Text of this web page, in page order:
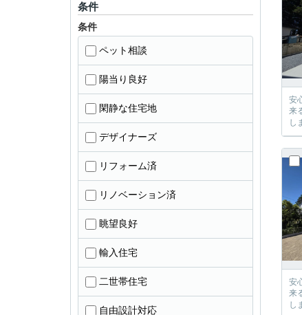
安心
来るご提案が
安心
来るご提案が
条件
条件
ペット相談
陽当り良好
閑静な住宅地
デザイナーズ
リフォーム済
リノベーション済
眺望良好
輸入住宅
二世帯住宅
自由設計対応